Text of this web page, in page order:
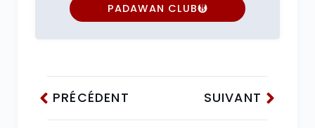
PADAWAN CLUB
PRÉCÉDENT SUIVANT